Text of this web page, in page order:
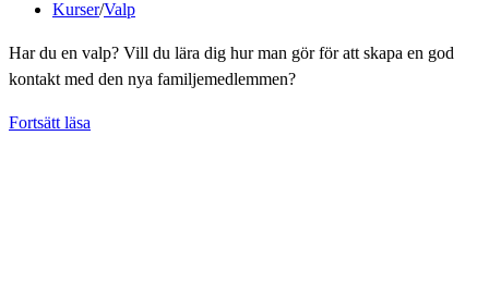
publicerat:
Inläggskategori:
Kurser/Valp
Har du en valp? Vill du lära dig hur man gör för att skapa en god
kontakt med den nya familjemedlemmen?
Fortsätt läsa